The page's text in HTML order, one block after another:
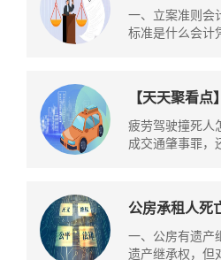
件是什么？
的立案标准是
一、立案准则会
标准是什么会计
【天天聚看
人怎么处理？
保险是否赔偿
疲劳驾驶撞死人
成交通肇事罪，
公房承租人死
权会收回吗
时效
一、公房有遗产
遗产继承权，但